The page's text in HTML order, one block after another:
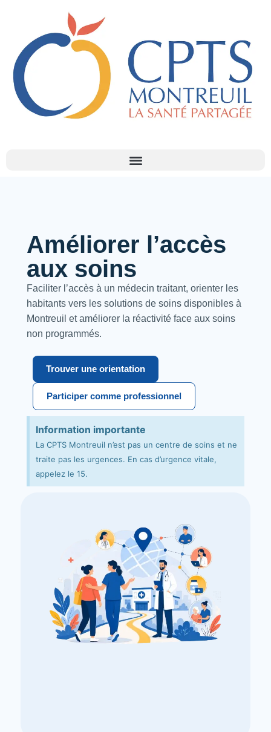
Améliorer l’accès
aux soins
Faciliter l’accès à un médecin traitant, orienter les
habitants vers les solutions de soins disponibles à
Montreuil et améliorer la réactivité face aux soins
non programmés.
Trouver une orientation
Participer comme professionnel
Information importante
La CPTS Montreuil n’est pas un centre de soins et ne
traite pas les urgences. En cas d’urgence vitale,
appelez le 15.